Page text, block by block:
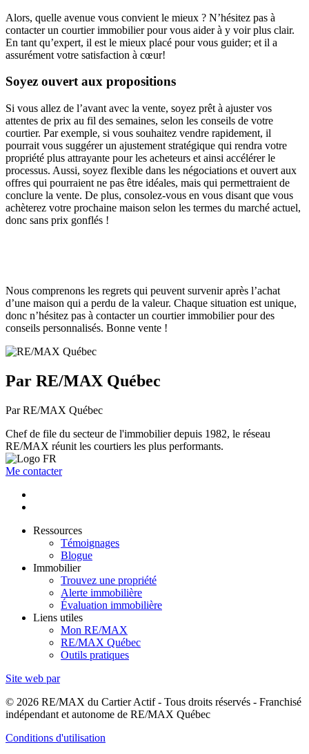
Alors, quelle avenue vous convient le mieux ? N’hésitez pas à
contacter un courtier immobilier pour vous aider à y voir plus clair.
En tant qu’expert, il est le mieux placé pour vous guider; et il a
assurément votre satisfaction à cœur!
Soyez ouvert aux propositions
Si vous allez de l’avant avec la vente, soyez prêt à ajuster vos
attentes de prix au fil des semaines, selon les conseils de votre
courtier. Par exemple, si vous souhaitez vendre rapidement, il
pourrait vous suggérer un ajustement stratégique qui rendra votre
propriété plus attrayante pour les acheteurs et ainsi accélérer le
processus. Aussi, soyez flexible dans les négociations et ouvert aux
offres qui pourraient ne pas être idéales, mais qui permettraient de
conclure la vente. De plus, consolez-vous en vous disant que vous
achèterez votre prochaine maison selon les termes du marché actuel,
donc sans prix gonflés !
Nous comprenons les regrets qui peuvent survenir après l’achat
d’une maison qui a perdu de la valeur. Chaque situation est unique,
donc n’hésitez pas à contacter un courtier immobilier pour des
conseils personnalisés. Bonne vente !
Par RE/MAX Québec
Par RE/MAX Québec
Chef de file du secteur de l'immobilier depuis 1982, le réseau
RE/MAX réunit les courtiers les plus performants.
Me contacter
Ressources
Témoignages
Blogue
Immobilier
Trouvez une propriété
Alerte immobilière
Évaluation immobilière
Liens utiles
Mon RE/MAX
RE/MAX Québec
Outils pratiques
Site web par
© 2026 RE/MAX du Cartier Actif - Tous droits réservés - Franchisé
indépendant et autonome de RE/MAX Québec
Conditions d'utilisation